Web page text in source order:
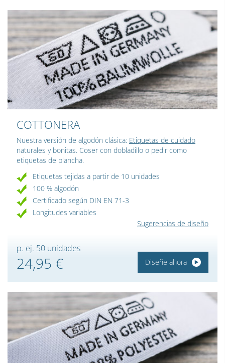
COTTONERA
Nuestra versión de algodón clásica: Etiquetas de cuidado
naturales y bonitas. Coser con dobladillo o pedir como
etiquetas de plancha.
Etiquetas tejidas a partir de 10 unidades
100 % algodón
Certificado según DIN EN 71-3
Longitudes variables
Sugerencias de diseño
p. ej. 50 unidades
24,95 € Diseñe ahora